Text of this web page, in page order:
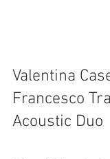
Valentina
Francesco
Acoustic Duo